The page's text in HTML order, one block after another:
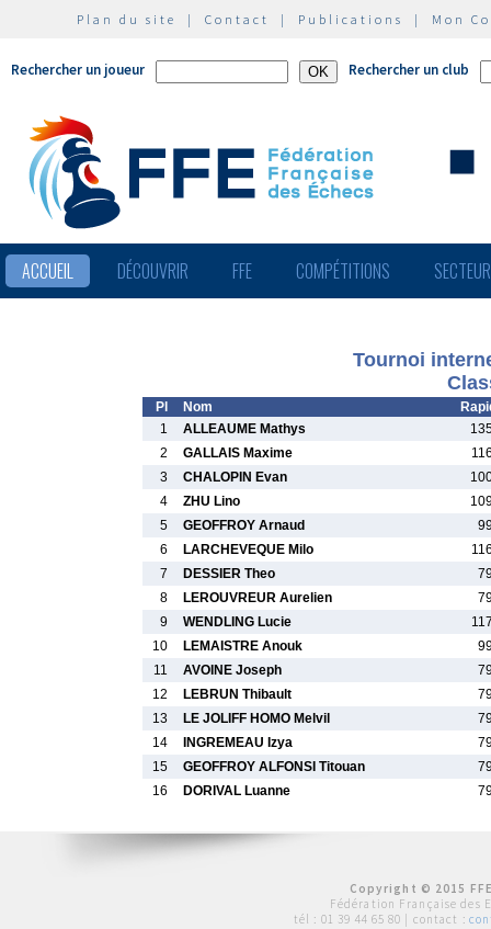
Plan du site | Contact | Publications | Mon
Rechercher un joueur Rechercher un club
ACCUEIL DÉCOUVRIR FFE COMPÉTITIONS
Tournoi
Pl Nom
1
ALLEAUME Mathys
2
GALLAIS Maxime
3
CHALOPIN Evan
4
ZHU Lino
5
GEOFFROY Arnaud
6
LARCHEVEQUE Milo
7
DESSIER Theo
8
LEROUVREUR Aurelien
9
WENDLING Lucie
10
LEMAISTRE Anouk
11
AVOINE Joseph
12
LEBRUN Thibault
13
LE JOLIFF HOMO Melvil
14
INGREMEAU Izya
15
GEOFFROY ALFONSI Titouan
16
DORIVAL Luanne
Copyright © 2015
Fédération Française des
tél : 01 39 44 65 80 | contact :